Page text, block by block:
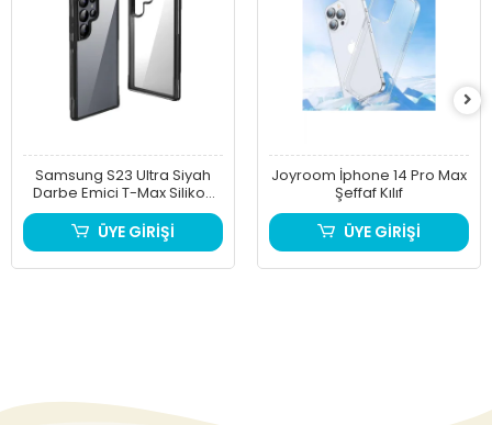
Samsung S23 Ultra Siyah
Darbe Emici T-Max Silikon
PC
ÜYE GİRİŞİ
Joyroom İphone 14 Pro Max
Şeffaf Kılıf
ÜYE GİRİŞİ